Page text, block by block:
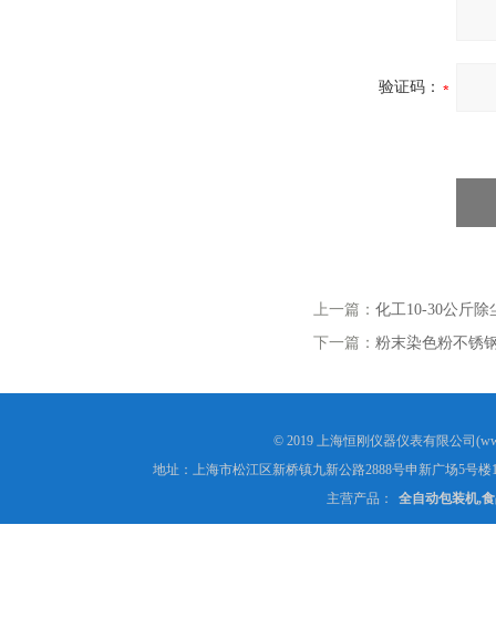
验证码：
上一篇： 化工10-30公斤
下一篇： 粉末染色粉不锈
© 2019 上海恒刚仪器仪表有限公司
地址：上海市松江区新桥镇九新公路2888号申新广场5号楼
主营产品：
全自动包装机,